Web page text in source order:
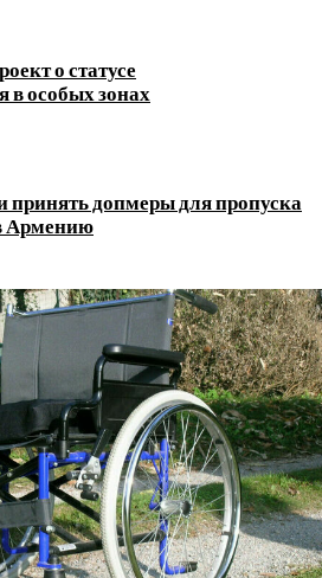
о статусе
в особых зонах
принять допмеры для пропуска
Армению